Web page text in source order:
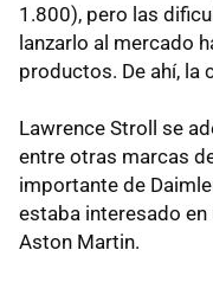
1.800), pero las
lanzarlo al mercado
productos. De ahí, la
Lawrence Stroll se
entre otras marcas
importante de
estaba interesado
Aston Martin.